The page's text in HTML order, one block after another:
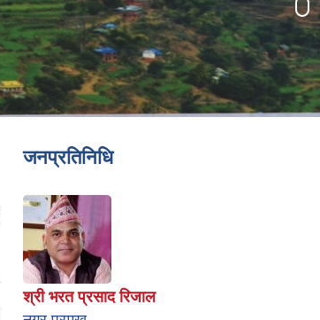
जनप्रतिनिधि
श्री भरत प्रसाद रिजाल